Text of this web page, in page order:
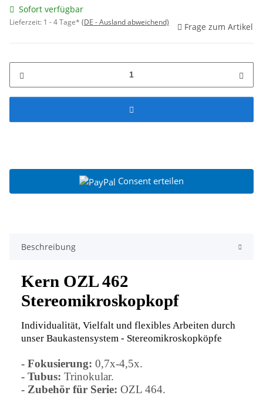
Sofort verfügbar
Lieferzeit: 1 - 4 Tage* (DE - Ausland abweichend) Frage zum Artikel
Consent erteilen
Beschreibung
Kern OZL 462
Stereomikroskopkopf
Individualität, Vielfalt und flexibles Arbeiten durch
unser Baukastensystem - Stereomikroskopköpfe
- Fokusierung: 0,7x-4,5x.
- Tubus: Trinokular.
- Zubehör für Serie: OZL 464.